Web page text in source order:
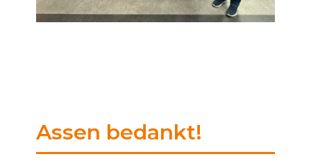
Assen bedankt!